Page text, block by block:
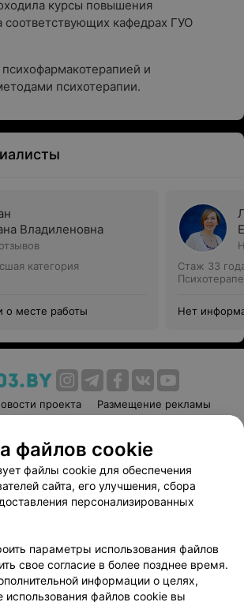
курсы повышения
соответствующих кафедрах ГУО
и
психотерапии.
Владиленовна
категория
о месте работы
Стаж 33
Нет
проекта
Размещение рекламы
соглашение
Способы оплаты
Вакансии
Партнеры
руководителю 103.by
персональных данных
файлов cookie
файлы cookie для обеспечения
сайта, его улучшения, сбора
персонализированных
параметры использования файлов
свое согласие в более позднее время.
информации о целях,
использования файлов cookie вы